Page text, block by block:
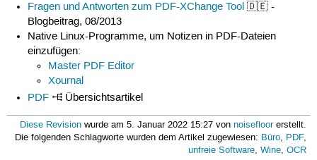
Fragen und Antworten zum PDF-XChange Tool 🇩🇪 -
Blogbeitrag, 08/2013
Native Linux-Programme, um Notizen in PDF-Dateien
einzufügen:
Master PDF Editor
Xournal
PDF
Übersichtsartikel
Diese Revision wurde am 5. Januar 2022 15:27 vonnoisefloorerstellt.
Die folgenden Schlagworte wurden dem Artikel zugewiesen: Büro, PDF,
unfreie Software,Wine,OCR